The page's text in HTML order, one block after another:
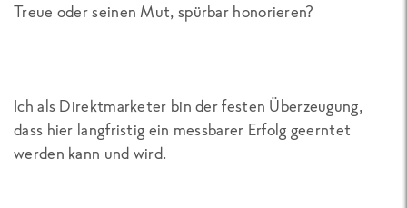
Treue oder seinen Mut, spürbar honorieren?
Ich als Direktmarketer bin der festen Überzeugung,
dass hier langfristig ein messbarer Erfolg geerntet
werden kann und wird.